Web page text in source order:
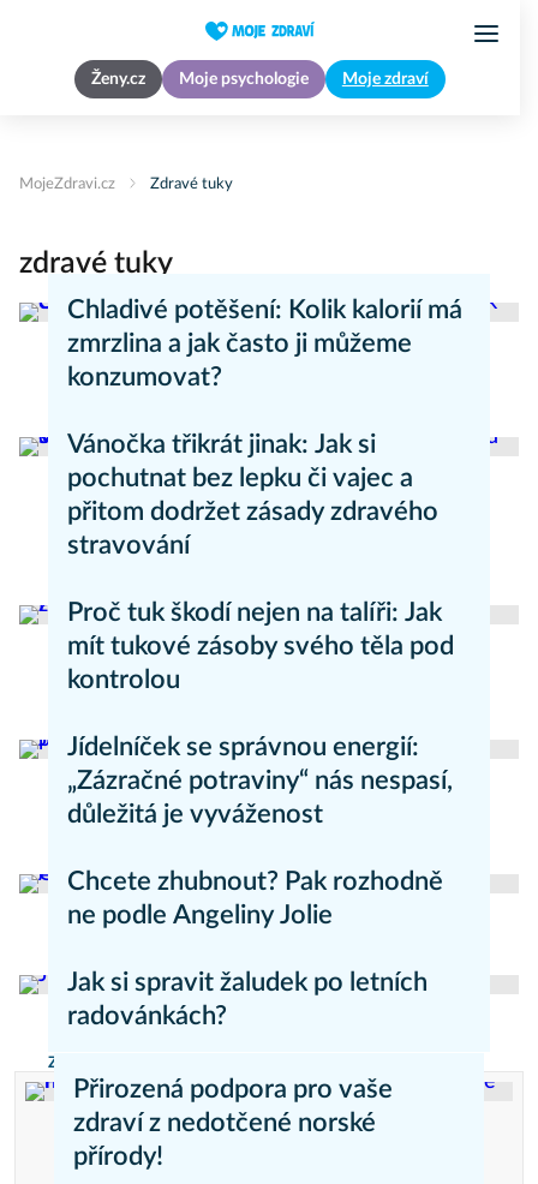
Ženy.cz Moje psychologie Moje zdraví
MojeZdravi.cz Zdravé tuky
zdravé tuky
Chladivé potěšení: Kolik kalorií má
zmrzlina a jak často ji můžeme
konzumovat?
Vánočka třikrát jinak: Jak si
pochutnat bez lepku či vajec a
přitom dodržet zásady zdravého
stravování
Proč tuk škodí nejen na talíři: Jak
mít tukové zásoby svého těla pod
kontrolou
Jídelníček se správnou energií:
„Zázračné potraviny“ nás nespasí,
důležitá je vyváženost
Chcete zhubnout? Pak rozhodně
ne podle Angeliny Jolie
Jak si spravit žaludek po letních
radovánkách?
Zdraví - články
Přirozená podpora pro vaše
zdraví z nedotčené norské
přírody!